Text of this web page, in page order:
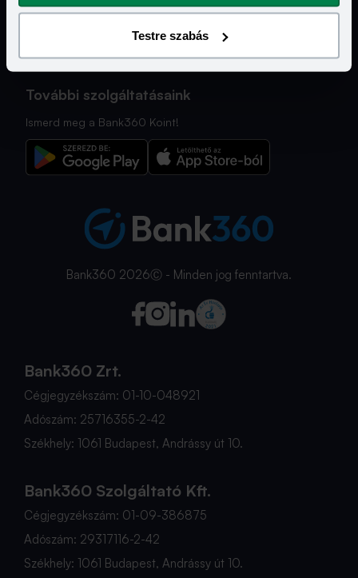
Testre szabás
Kapcsolat
Hasznos Linkek
További szolgáltatásaink
Ismerd meg a Bank360 Koint!
Bank360 2026Ⓒ - Minden jog fenntartva.
Bank360 Zrt.
Cégjegyzékszám: 01-10-048921
Adószám: 25716355-2-42
Székhely: 1061 Budapest, Andrássy út 10.
Bank360 Szolgáltató Kft.
Cégjegyzékszám: 01-09-386875
Adószám: 29317116-2-42
Székhely: 1061 Budapest, Andrássy út 10.